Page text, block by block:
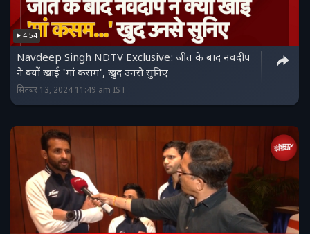
4:54
Navdeep Singh NDTV Exclusive: जीत के बाद नवदीप
ने क्यों खाई 'मां कसम', खुद उनसे सुनिए
सितंबर 13, 2024 11:49 am IST